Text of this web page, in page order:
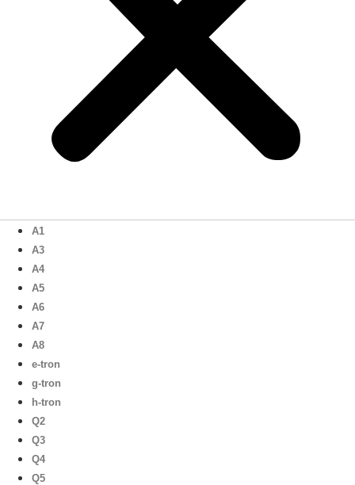
A1
A3
A4
A5
A6
A7
A8
e-tron
g-tron
h-tron
Q2
Q3
Q4
Q5